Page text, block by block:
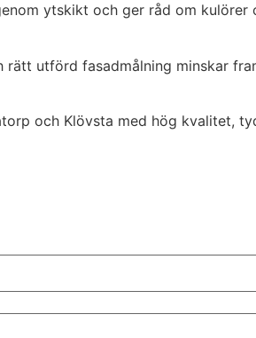
ytskikt och ger råd om kulörer
utförd fasadmålning minskar
och Klövsta med hög kvalitet,